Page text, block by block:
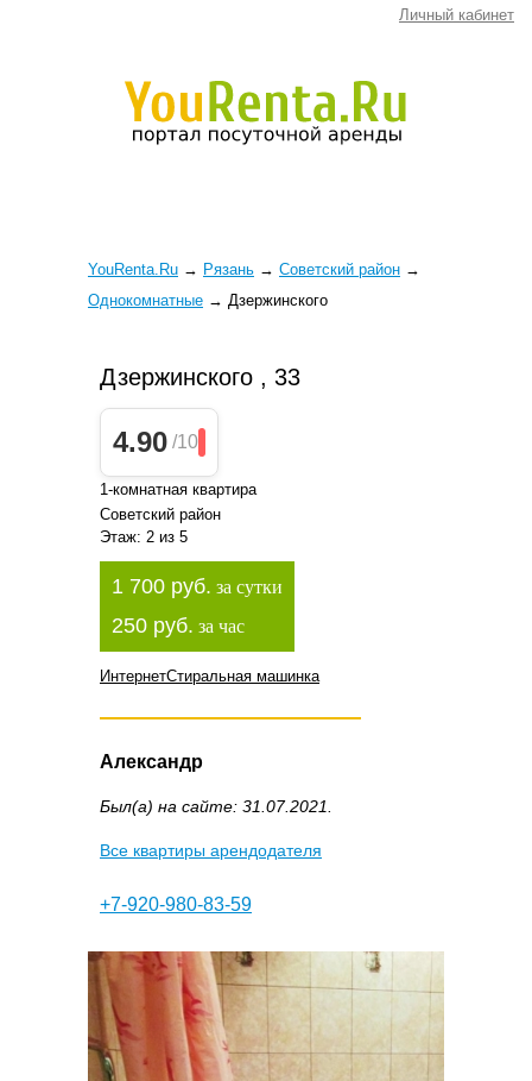
Личный кабинет
YouRenta.Ru → Рязань → Советский район →
Однокомнатные → Дзержинского
Дзержинского , 33
4.90 /10
1-комнатная квартира
Советский район
Этаж: 2 из 5
1 700 руб. за сутки
250 руб. за час
ИнтернетСтиральная машинка
Александр
Был(а) на сайте: 31.07.2021.
Все квартиры арендодателя
+7-920-980-83-59